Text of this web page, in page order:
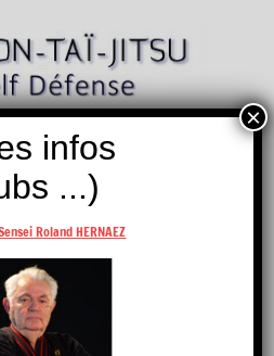
SEVERAGAIS
infos
...)
Roland HERNAEZ
×